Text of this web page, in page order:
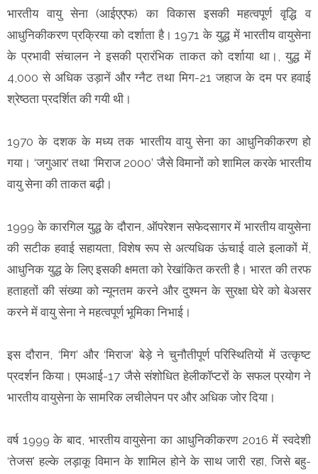
भारतीय वायु सेना (आईएएफ) का विकास इसकी महत्वपूर्ण वृद्धि व
आधुनिकीकरण प्रक्रिया को दर्शाता है। 1971 के युद्ध में भारतीय वायुसेना
के प्रभावी संचालन ने इसकी प्रारंभिक ताकत को दर्शाया था।, युद्ध में
4,000 से अधिक उड़ानें और ग्नैट तथा मिग-21 जहाज के दम पर हवाई
श्रेष्ठता प्रदर्शित की गयी थी।
1970 के दशक के मध्य तक भारतीय वायु सेना का आधुनिकीकरण हो
गया। ‘जगुआर’ तथा ‘मिराज 2000’ जैसे विमानों को शामिल करके भारतीय
वायु सेना की ताकत बढ़ी।
1999 के कारगिल युद्ध के दौरान, ऑपरेशन सफेदसागर में भारतीय वायुसेना
की सटीक हवाई सहायता, विशेष रूप से अत्यधिक ऊंचाई वाले इलाकों में,
आधुनिक युद्ध के लिए इसकी क्षमता को रेखांकित करती है। भारत की तरफ
हताहतों की संख्या को न्यूनतम करने और दुश्मन के सुरक्षा घेरे को बेअसर
करने में वायु सेना ने महत्वपूर्ण भूमिका निभाई।
इस दौरान, ‘मिग’ और ‘मिराज’ बेड़े ने चुनौतीपूर्ण परिस्थितियों में उत्कृष्ट
प्रदर्शन किया। एमआई-17 जैसे संशोधित हेलीकॉप्टरों के सफल प्रयोग ने
भारतीय वायुसेना के सामरिक लचीलेपन पर और अधिक जोर दिया।
वर्ष 1999 के बाद, भारतीय वायुसेना का आधुनिकीकरण 2016 में स्वदेशी
‘तेजस’ हल्के लड़ाकू विमान के शामिल होने के साथ जारी रहा, जिसे बहु-